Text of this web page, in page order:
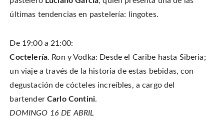
últimas tendencias en pastelería: lingotes.
De 19:00 a 21:00:
Coctelería. Ron y Vodka: Desde el Caribe hasta Siberia;
un viaje a través de la historia de estas bebidas, con
degustación de cócteles increíbles, a cargo del
bartender Carlo Contini.
DOMINGO 16 DE ABRIL